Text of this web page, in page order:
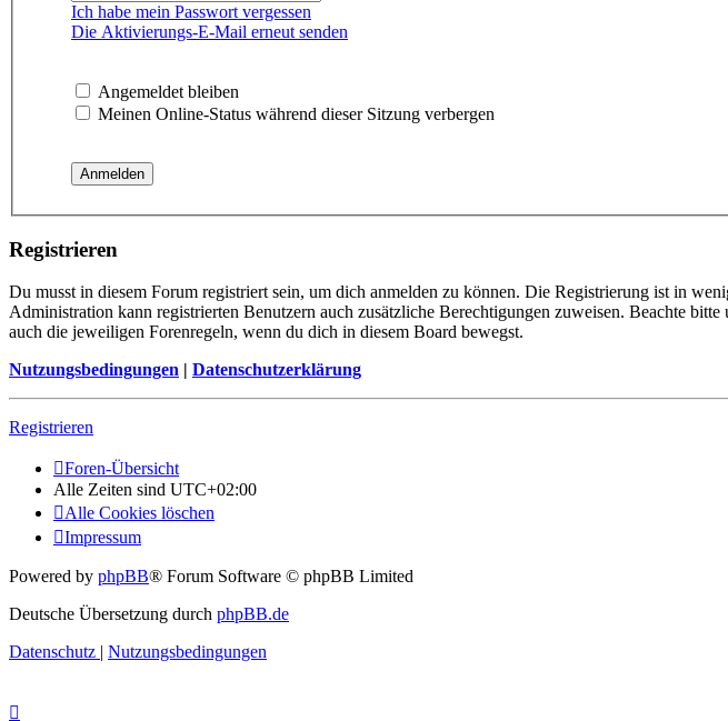
Ich habe mein Passwort vergessen
Die Aktivierungs-E-Mail erneut senden
Angemeldet bleiben
Meinen Online-Status während dieser Sitzung verbergen
Registrieren
Du musst in diesem Forum registriert sein, um dich anmelden zu können. Die Registrierung ist in
Administration kann registrierten Benutzern auch zusätzliche Berechtigungen zuweisen. Beachte
auch die jeweiligen Forenregeln, wenn du dich in diesem Board bewegst.
Nutzungsbedingungen | Datenschutzerklärung
Registrieren
Foren-Übersicht
Alle Zeiten sind UTC+02:00
Alle Cookies löschen
Impressum
Powered by phpBB® Forum Software © phpBB Limited
Deutsche Übersetzung durch phpBB.de
Datenschutz | Nutzungsbedingungen